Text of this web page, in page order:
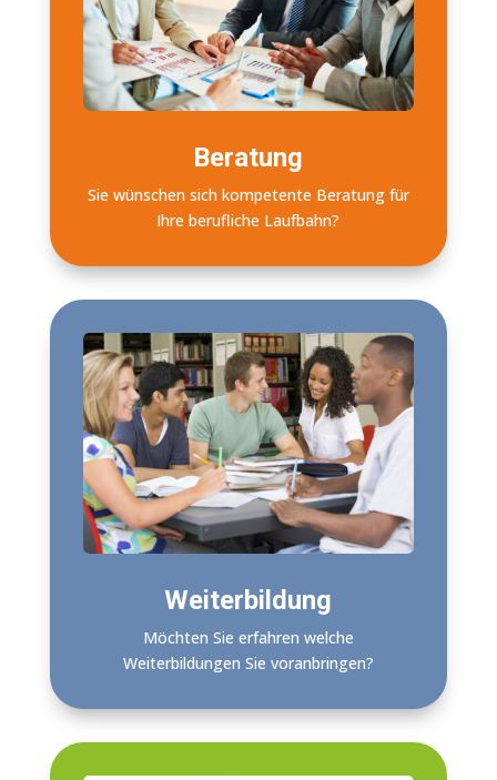
Beratung
Sie wünschen sich kompetente Beratung für
Ihre berufliche Laufbahn?
Weiterbildung
Möchten Sie erfahren welche
Weiterbildungen Sie voranbringen?